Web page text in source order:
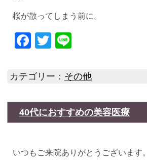
桜が散ってしまう前に。
Facebook
Twitter
Line
カテゴリー： その他
40代におすすめの美容医療
いつもご来院ありがとうございます。